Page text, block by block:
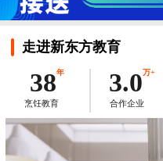
走进新东方教育
38年
烹饪教育
3.0万+
合作企业